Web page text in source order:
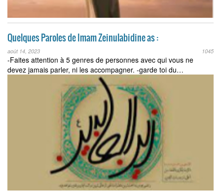
Quelques Paroles de Imam Zeinulabidine as :
août 14, 2023 1045
-Faites attention à 5 genres de personnes avec qui vous ne
devez jamais parler, ni les accompagner. -garde toi du…